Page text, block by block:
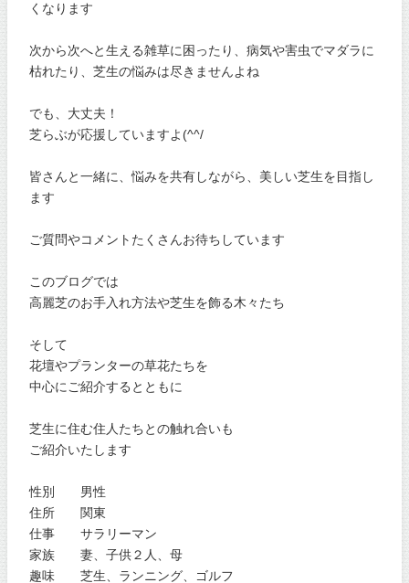
くなります
次から次へと生える雑草に困ったり、病気や害虫でマダラに
枯れたり、芝生の悩みは尽きませんよね
でも、大丈夫！
芝らぶが応援していますよ(^^/
皆さんと一緒に、悩みを共有しながら、美しい芝生を目指し
ます
ご質問やコメントたくさんお待ちしています
このブログでは
高麗芝のお手入れ方法や芝生を飾る木々たち
そして
花壇やプランターの草花たちを
中心にご紹介するとともに
芝生に住む住人たちとの触れ合いも
ご紹介いたします
性別 男性
住所 関東
仕事 サラリーマン
家族 妻、子供２人、母
趣味 芝生、ランニング、ゴルフ